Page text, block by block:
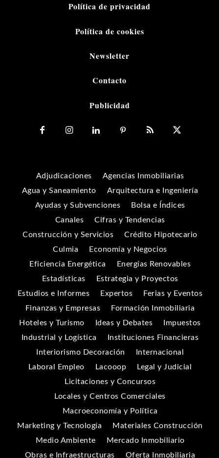
Política de privacidad
Política de cookies
Newsletter
Contacto
Publicidad
Adjudicaciones
Agencias Inmobiliarias
Agua y Saneamiento
Arquitectura e Ingeniería
Ayudas y Subvenciones
Bolsa e Índices
Canales
Cifras y Tendencias
Construcción y Servicios
Crédito Hipotecario
Culmia
Economía y Negocios
Eficiencia Energética
Energías Renovables
Estadísticas
Estrategia y Proyectos
Estudios e Informes
Expertos
Ferias y Eventos
Finanzas y Empresas
Formación Inmobiliaria
Hoteles y Turismo
Ideas y Debates
Impuestos
Industrial y Logística
Instituciones Financieras
Interiorismo Decoración
Internacional
Laboral Empleo
Lacooop
Legal y Judicial
Licitaciones y Concursos
Locales y Centros Comerciales
Macroeconomía y Política
Marketing y Tecnología
Materiales Construcción
Medio Ambiente
Mercado Inmobiliario
Obras e Infraestructuras
Oferta Inmobiliaria